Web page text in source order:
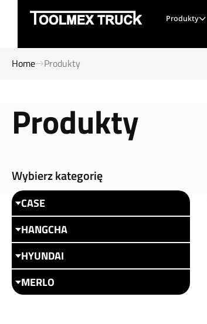
Produkty
Home Produkty
Produkty
Wybierz kategorię
CASE
HANGCHA
HYUNDAI
MERLO